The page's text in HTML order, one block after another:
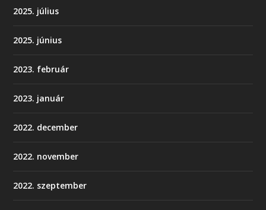
2025. július
2025. június
2023. február
2023. január
2022. december
2022. november
2022. szeptember